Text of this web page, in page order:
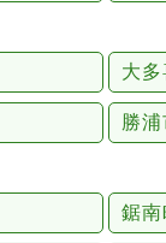
大多
勝浦
鋸南